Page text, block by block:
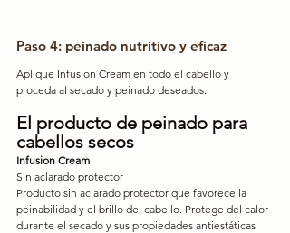
Paso 4: peinado nutritivo y eficaz
Aplique Infusion Cream en todo el cabello y
proceda al secado y peinado deseados.
El producto de peinado para
cabellos secos
Infusion Cream
Sin aclarado protector
Producto sin aclarado protector que favorece la
peinabilidad y el brillo del cabello. Protege del calor
durante el secado y sus propiedades antiestáticas